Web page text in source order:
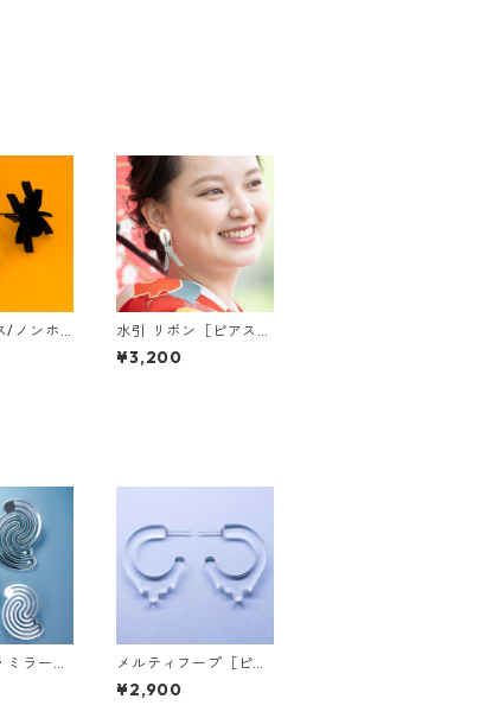
/ノンホ
水引 リボン［ピアス/
イヤリング］
¥3,200
ミラー
リン
メルティフープ［ピア
ス］
¥2,900